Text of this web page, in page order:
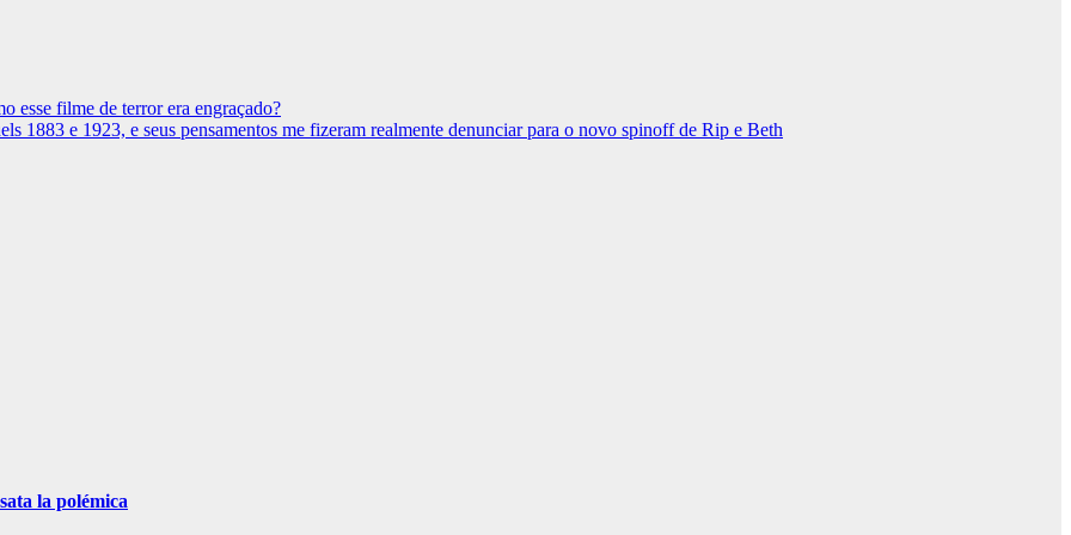
esse filme de terror era engraçado?
1883 e 1923, e seus pensamentos me fizeram realmente denunciar para o novo spinoff de Rip e Beth
la polémica